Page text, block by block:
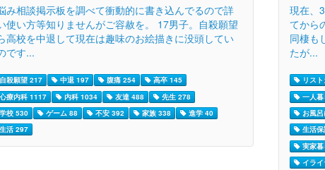
み相談掲示板を調べて衝動的に書き込んでるので詳
使い方等知りませんがご容赦を。 17男子。自殺願望
高校を中退して現在は趣味のお絵描きに没頭してい
です...
殺願望 217 中退 197 腹痛 254
高卒 145
療内科 1117
内科 1034 友達 488
先生 278
校 530
ゲーム 88 不安 392 家族 338
進学 40
活 297
現在、
てから
同棲も
たが...
リス
一人
お風
生活
実家
イラ